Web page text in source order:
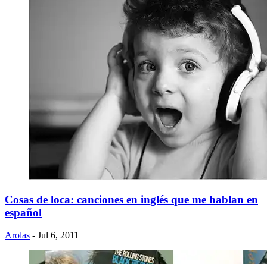
Cosas de loca: canciones en inglés que me hablan en
español
Arolas - Jul 6, 2011